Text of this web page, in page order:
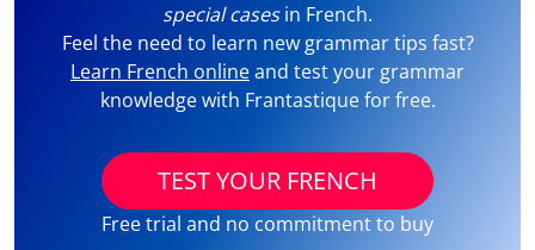
special casesin French.
Feel the need to learn new grammar tips fast?
Learn French onlineand test your grammar
knowledge with Frantastique for free.
TEST YOUR FRENCH
Free trial and no commitment to buy